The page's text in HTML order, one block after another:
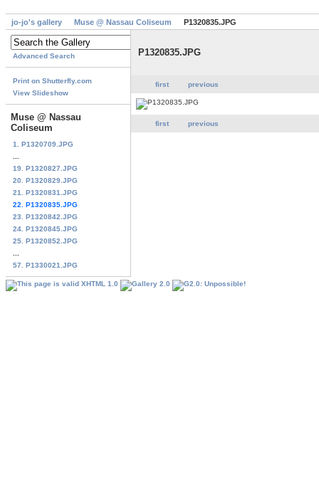
jo-jo's gallery Muse @ Nassau Coliseum P1320835.JPG
Advanced Search
Print on Shutterfly.com
View Slideshow
Muse @ Nassau
Coliseum
1. P1320709.JPG
19. P1320827.JPG
20. P1320829.JPG
21. P1320831.JPG
22. P1320835.JPG
23. P1320842.JPG
24. P1320845.JPG
25. P1320852.JPG
57. P1330021.JPG
P1320835.JPG
first previous
first previous